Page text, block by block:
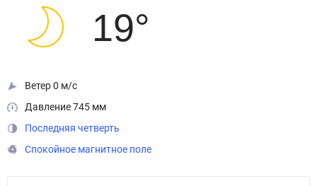
19°
Ветер 0 м/с
Давление 745 мм
Последняя четверть
Спокойное магнитное поле